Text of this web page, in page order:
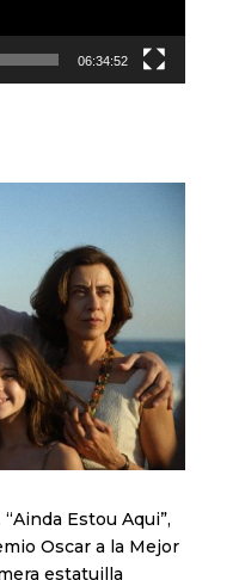
06:34:52
Estou Aqui”,
Oscar a la Mejor
estatuilla